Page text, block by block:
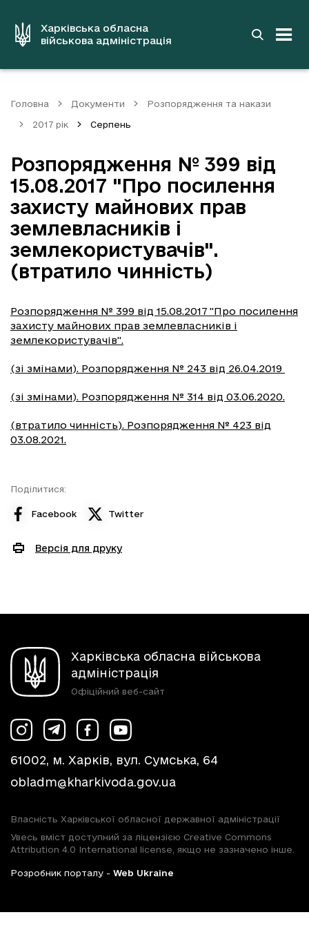
вмістуХарківська обласна
військова адміністрація
Головна Документи Розпорядження та накази
2017 рік Серпень
Розпорядження № 399 від
15.08.2017 "Про посилення
захисту майнових прав
землевласників і
землекористувачів".
(втратило чинність)
Розпорядження № 399 від 15.08.2017 "Про посилення
захисту майнових прав землевласників і
землекористувачів".
(зі змінами). Розпорядження № 243 від 26.04.2019
(зі змінами). Розпорядження № 314 від 03.06.2020.
(втратило чинність). Розпорядження № 423 від
03.08.2021.
Поділитися:
Facebook Twitter
Версія для друку
Харківська обласна військова
адміністрація
Офіційний веб-сайт
61002, м. Харків, вул. Сумська, 64
obladm@kharkivoda.gov.ua
Власність Харківської обласної державної адміністрації
Увесь вміст доступний за ліцензією Creative Commons
Attribution 4.0 International license, якщо не зазначено інше.
Розробник порталу - Web Ukraine